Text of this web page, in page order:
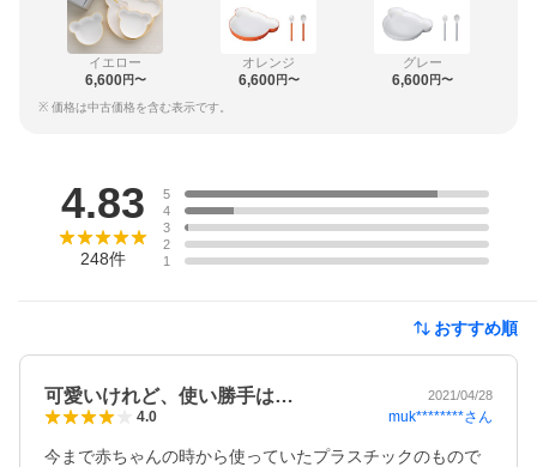
イエロー
6,600円〜
オレンジ
6,600円〜
グレー
6,600円〜
※ 価格は中古価格を含む表示です。
4.83
248件
5
4
3
2
1
おすすめ順
可愛いけれど、使い勝手は… 2021/04/28
4.0 muk********さん
今まで赤ちゃんの時から使っていたプラスチックのもので